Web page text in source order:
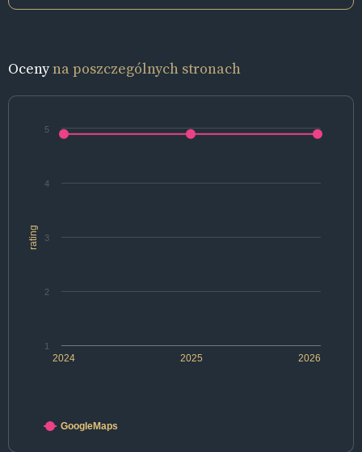
Ocenyna poszczególnych stronach
rating
2024 2025 2026
1
2
3
4
5
GoogleMaps